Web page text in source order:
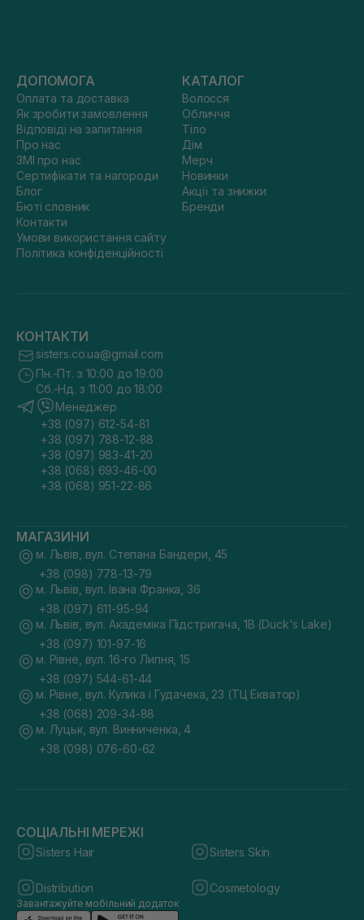
ДОПОМОГА
Оплата та доставка
Як зробити замовлення
Відповіді на запитання
Про нас
ЗМІ про нас
Сертифікати та нагороди
Блог
Бюті словник
Контакти
Умови використання сайту
Політика конфіденційності
КАТАЛОГ
Волосся
Обличчя
Тіло
Дім
Мерч
Новинки
Акції та знижки
Бренди
КОНТАКТИ
sisters.co.ua@gmail.com
Пн.-Пт. з 10:00 до 19:00
Сб.-Нд. з 11:00 до 18:00
Менеджер
+38 (097) 612-54-81
+38 (097) 788-12-88
+38 (097) 983-41-20
+38 (068) 693-46-00
+38 (068) 951-22-86
МАГАЗИНИ
м. Львів, вул. Степана Бандери, 45
+38 (098) 778-13-79
м. Львів, вул. Івана Франка, 36
+38 (097) 611-95-94
м. Львів, вул. Академіка Підстригача, 1В (Duck's Lake)
+38 (097) 101-97-16
м. Рівне, вул. 16-го Липня, 15
+38 (097) 544-61-44
м. Рівне, вул. Кулика і Гудачека, 23 (ТЦ Екватор)
+38 (068) 209-34-88
м. Луцьк, вул. Винниченка, 4
+38 (098) 076-60-62
СОЦІАЛЬНІ МЕРЕЖІ
Sisters Hair Sisters Skin
Distribution Cosmetology
Завантажуйте мобільний додаток